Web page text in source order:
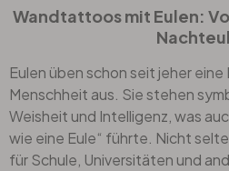
Wandtattoos mit Eulen:
Eulen üben schon seit jeher
Menschheit aus. Sie stehen
Weisheit und Intelligenz, was
wie eine Eule“ führte. Nicht
für Schule, Universitäten und